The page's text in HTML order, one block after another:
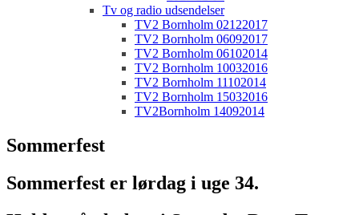
Tv og radio udsendelser
TV2 Bornholm 02122017
TV2 Bornholm 06092017
TV2 Bornholm 06102014
TV2 Bornholm 10032016
TV2 Bornholm 11102014
TV2 Bornholm 15032016
TV2Bornholm 14092014
Sommerfest
Sommerfest er lørdag i uge 34.